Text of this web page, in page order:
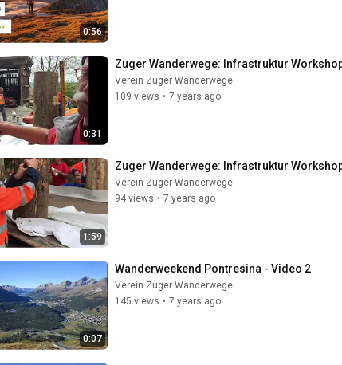
0:56
0:31
Zuger Wanderwege: Infrastruktur
Verein Zuger Wanderwege
109 views • 7 years ago
1:59
Zuger Wanderwege: Infrastruktur
Verein Zuger Wanderwege
94 views • 7 years ago
0:07
Wanderweekend Pontresina - Video 2
Verein Zuger Wanderwege
145 views • 7 years ago